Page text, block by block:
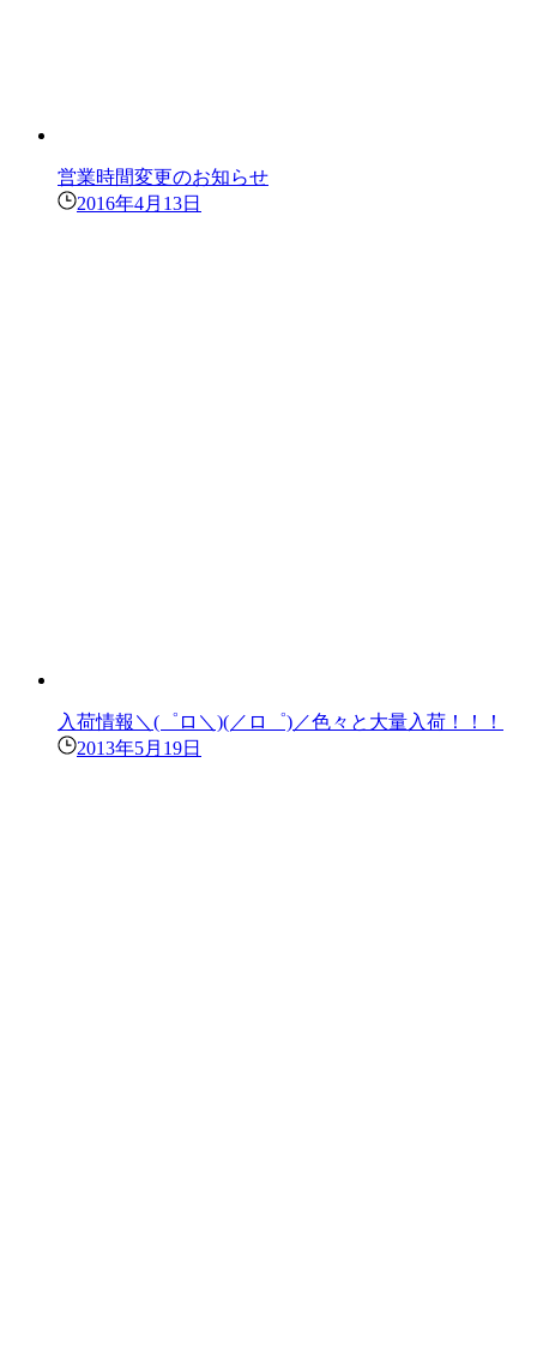
営業時間変更のお知らせ
2016年4月13日
入荷情報＼(゜ロ＼)(／ロ゜)／色々と大量入荷！！！
2013年5月19日